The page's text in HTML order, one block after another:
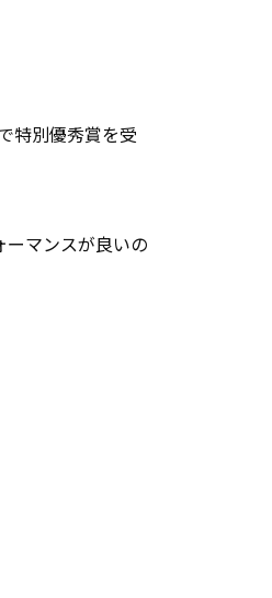
特別優秀賞を受
ーマンスが良いの